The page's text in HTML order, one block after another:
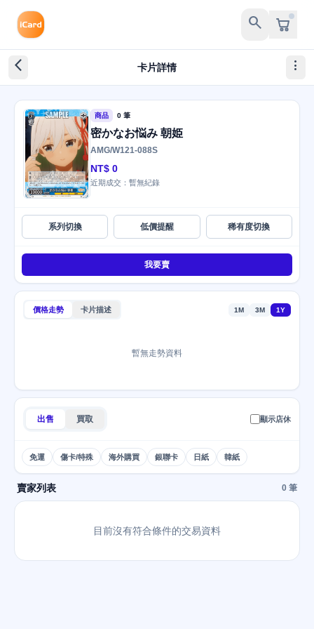
search
arrow_back_ios_new 卡片詳情 more_vert
商品 0 筆
密かなお悩み 朝姫
AMG/W121-088S
NT$ 0
近期成交：暫無紀錄
系列切換 低價提醒 稀有度切換
我要賣
價格走勢 卡片描述 1M 3M 1Y
暫無走勢資料
出售 買取 顯示店休
免運 傷卡/特殊 海外購買 銀聯卡 日紙 韓紙
賣家列表 0 筆
目前沒有符合條件的交易資料